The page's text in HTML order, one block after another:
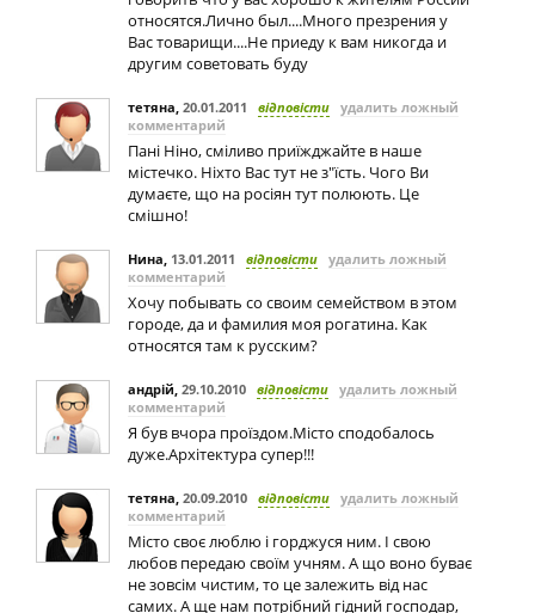
относятся.Лично был....Много презрения у
Вас товарищи....Не приеду к вам никогда и
другим советовать буду
тетяна, 20.01.2011 відповісти удалить ложный
комментарий
Пані Ніно, сміливо приїжджайте в наше
містечко. Ніхто Вас тут не з"їсть. Чого Ви
думаєте, що на росіян тут полюють. Це
смішно!
Нина, 13.01.2011 відповісти удалить ложный
комментарий
Хочу побывать со своим семейством в этом
городе, да и фамилия моя рогатина. Как
относятся там к русским?
андрій, 29.10.2010 відповісти удалить ложный
комментарий
Я був вчора проїздом.Місто сподобалось
дуже.Архітектура супер!!!
тетяна, 20.09.2010 відповісти удалить ложный
комментарий
Місто своє люблю і горджуся ним. І свою
любов передаю своїм учням. А що воно буває
не зовсім чистим, то це залежить від нас
самих. А ще нам потрібний гідний господар,